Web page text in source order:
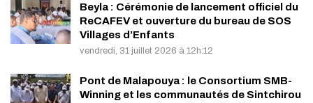
Beyla : Cérémonie de lancement officiel du
ReCAFEV et ouverture du bureau de SOS
Villages d’Enfants
vendredi, 31 juillet 2026 à 12h:12
Pont de Malapouya : le Consortium SMB-
Winning et les communautés de Sintchirou